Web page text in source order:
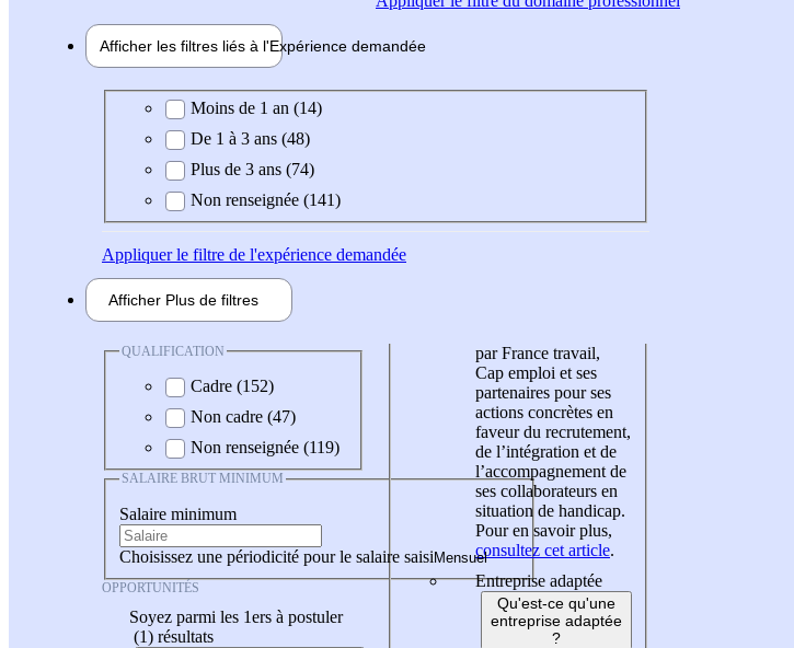
Afficher les filtres liés à l'Expérience demandée
Expérience demandée
Moins de 1 an (14)
De 1 à 3 ans (48)
Plus de 3 ans (74)
Non renseignée (141)
Appliquerle filtre de l'expérience demandée
Afficher Plus de filtres
QUALIFICATION
Cadre (152)
Non cadre (47)
Non renseignée (119)
SALAIRE BRUT MINIMUM
Salaire minimum
Choisissez une périodicité pour le salaire saisi
OPPORTUNITÉS
Soyez parmi les 1ers à postuler
(1) résultats
par France travail,
Cap emploi et ses
partenaires pour ses
actions concrètes en
faveur du recrutement,
de l’intégration et de
l’accompagnement de
ses collaborateurs en
situation de handicap.
Pour en savoir plus,
consultez cet article.
Entreprise adaptée
Qu'est-ce qu'une
entreprise adaptée
?